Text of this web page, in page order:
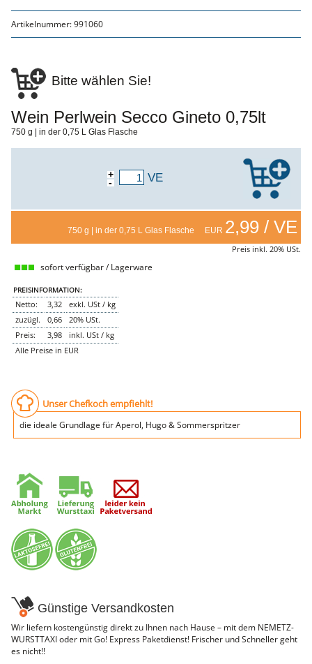
Stangenwurst
Leberkäse
Schinken
Selchwaren
Schinken
Putenschinken
Hausmannskost
Gemüse & Salat
Knödel
Pommes & Wedges
Käse, Milch, Eier
Teigwaren
Gebäck
Getränke
Wein
Bier
Senf & Co
Essig & Öl
Trockensortiment
Süssigkeiten
Knabbereien
Gewürze
Fix
WURSTTORTE
Hundefutter
nass
trocken
Belcando
Katzenfutter
Gutschein kaufen
Artikelnummer:991060
Bitte wählen Sie!
Wein Perlwein Secco Gineto 0,75lt
750 g | in der 0,75 L Glas Flasche
+
- VE
750 g | in der 0,75 L Glas Flasche EUR 2,99 / VE
Preis inkl. 20% USt.
sofort verfügbar / Lagerware
PREISINFORMATION:
Netto: 3,32
exkl. USt / kg
zuzügl.
0,66
20% USt.
Preis:
3,98
inkl. USt / kg
Alle Preise in EUR
Unser Chefkoch empfiehlt!
die ideale Grundlage für Aperol, Hugo & Sommerspritzer
Günstige Versandkosten
Wir liefern kostengünstig direkt zu Ihnen nach Hause – mit dem NEMETZ-
WURSTTAXI oder mit Go! Express Paketdienst! Frischer und Schneller geht
es nicht!!